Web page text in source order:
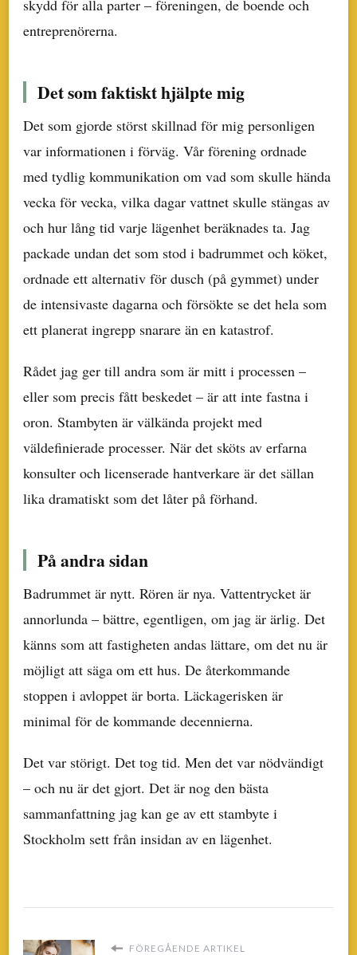
skydd för alla parter – föreningen, de boende och
entreprenörerna.
Det som faktiskt hjälpte mig
Det som gjorde störst skillnad för mig personligen
var informationen i förväg. Vår förening ordnade
med tydlig kommunikation om vad som skulle hända
vecka för vecka, vilka dagar vattnet skulle stängas av
och hur lång tid varje lägenhet beräknades ta. Jag
packade undan det som stod i badrummet och köket,
ordnade ett alternativ för dusch (på gymmet) under
de intensivaste dagarna och försökte se det hela som
ett planerat ingrepp snarare än en katastrof.
Rådet jag ger till andra som är mitt i processen –
eller som precis fått beskedet – är att inte fastna i
oron. Stambyten är välkända projekt med
väldefinierade processer. När det sköts av erfarna
konsulter och licenserade hantverkare är det sällan
lika dramatiskt som det låter på förhand.
På andra sidan
Badrummet är nytt. Rören är nya. Vattentrycket är
annorlunda – bättre, egentligen, om jag är ärlig. Det
känns som att fastigheten andas lättare, om det nu är
möjligt att säga om ett hus. De återkommande
stoppen i avloppet är borta. Läckagerisken är
minimal för de kommande decennierna.
Det var störigt. Det tog tid. Men det var nödvändigt
– och nu är det gjort. Det är nog den bästa
sammanfattning jag kan ge av ett stambyte i
Stockholm sett från insidan av en lägenhet.
FÖREGÅENDE ARTIKEL